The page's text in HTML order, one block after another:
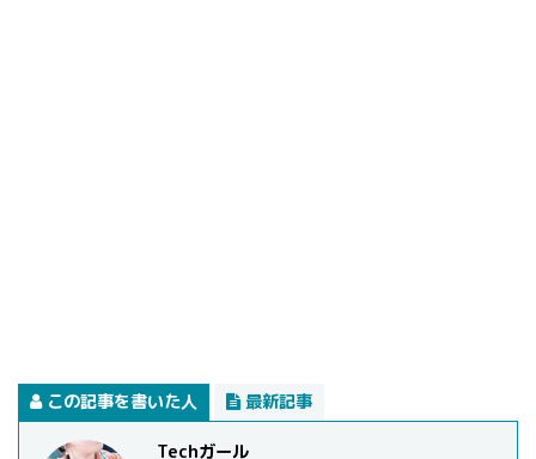
この記事を書いた人 最新記事
Techガール